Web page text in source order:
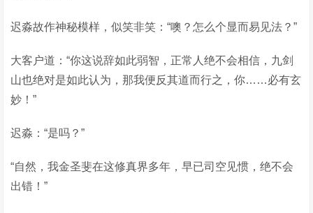
迟淼故作神秘模样，似笑非笑：“噢？怎么个显而易见法？”
大客户道：“你这说辞如此弱智，正常人绝不会相信，九剑
山也绝对是如此认为，那我便反其道而行之，你……必有玄
妙！”
迟淼：“是吗？”
“自然，我金圣斐在这修真界多年，早已司空见惯，绝不会
出错！”